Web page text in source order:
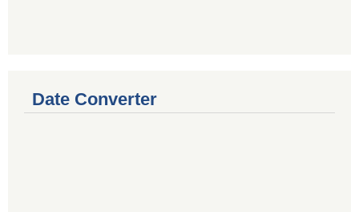
Date Converter